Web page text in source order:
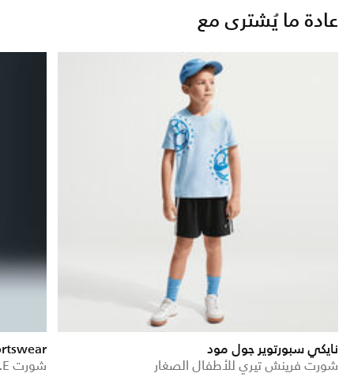
عادة ما يُشترى مع
نايكي سبورتوير جول مود
شورت فرينش تيري للأطفال الصغار
شورت P.E. قابل للعكس للأطفال الصغار